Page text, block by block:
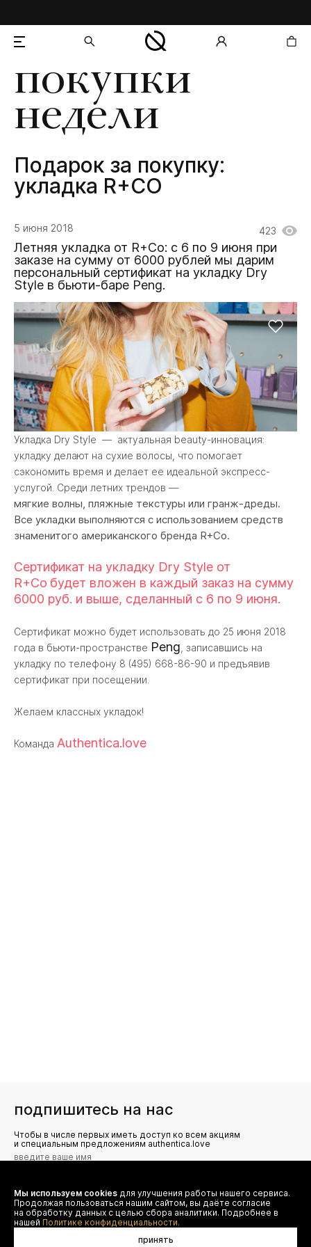
добавлен в корзину
покупки
недели
Подарок за покупку:
укладка R+CO
5 июня 2018 423
Летняя укладка от R+Co: с 6 по 9 июня при
заказе на сумму от 6000 рублей мы дарим
персональный сертификат на укладку Dry
Style в бьюти-баре Peng.
Укладка Dry Style — актуальная beauty-инновация:
укладку делают на сухие волосы, что помогает
сэкономить время и делает ее идеальной экспресс-
услугой. Среди летних трендов —
мягкие волны, пляжные текстуры или гранж-дреды.
Все укладки выполняются с использованием средств
знаменитого американского бренда R+Co.
Сертификат на укладку Dry Style от
R+Co будет вложен в каждый заказ на сумму
6000 руб. и выше, сделанный с 6 по 9 июня.
Сертификат можно будет использовать до 25 июня 2018
года в бьюти-пространстве Peng, записавшись на
укладку по телефону 8 (495) 668-86-90 и предъявив
сертификат при посещении.
Желаем классных укладок!
Команда Authentica.love
подпишитесь на нас
Чтобы в числе первых иметь доступ ко всем акциям
и специальным предложениям authentica.love
Я даю согласие на сбор, обработку и хранение моих
персональных данных (имя, email, телефон) для получения
рекламных и информационных рассылок от ООО 'БТ
Юнайтед', а также ознакомлен(а) с
Политикой конфиденциальности
Мы используем cookies для улучшения работы нашего сервиса.
Продолжая пользоваться нашим сайтом, вы даёте согласие
на обработку данных с целью сбора аналитики. Подробнее в
нашей Политике конфиденциальности.
принять